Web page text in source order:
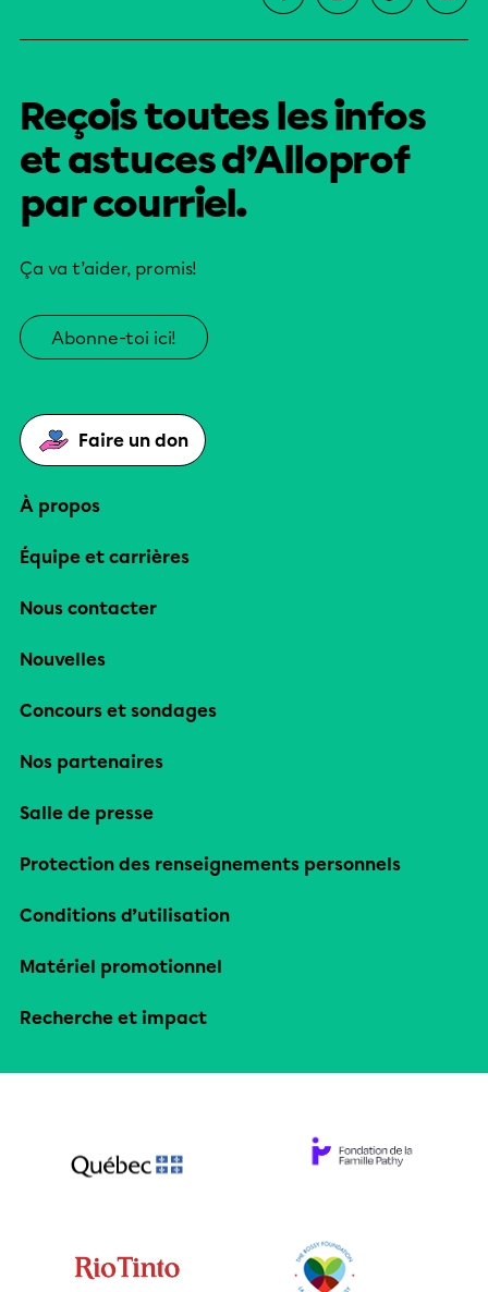
Reçois toutes les infos
et astuces d’Alloprof
par courriel.
Ça va t’aider, promis!
Abonne-toi ici!
Faire un don
À propos
Équipe et carrières
Nous contacter
Nouvelles
Concours et sondages
Nos partenaires
Salle de presse
Protection des renseignements personnels
Conditions d’utilisation
Matériel promotionnel
Recherche et impact